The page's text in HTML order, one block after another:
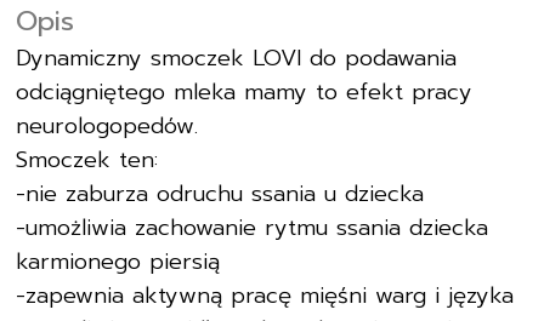
Opis
Dynamiczny smoczek LOVI do podawania
odciągniętego mleka mamy to efekt pracy
neurologopedów.
Smoczek ten:
-nie zaburza odruchu ssania u dziecka
-umożliwia zachowanie rytmu ssania dziecka
karmionego piersią
-zapewnia aktywną pracę mięśni warg i języka